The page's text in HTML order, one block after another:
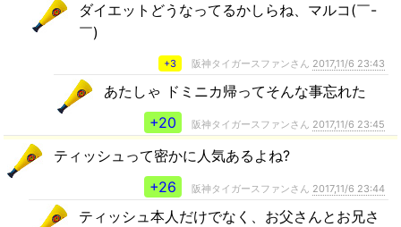
ダイエットどうなってるかしらね、マルコ(￣-
￣)
+3 阪神タイガースファンさん 2017,11/6 23:43
あたしゃ ドミニカ帰ってそんな事忘れた
+20
阪神タイガースファンさん 2017,11/6 23:45
ティッシュって密かに人気あるよね?
+26
阪神タイガースファンさん 2017,11/6 23:44
ティッシュ本人だけでなく、お父さんとお兄さ